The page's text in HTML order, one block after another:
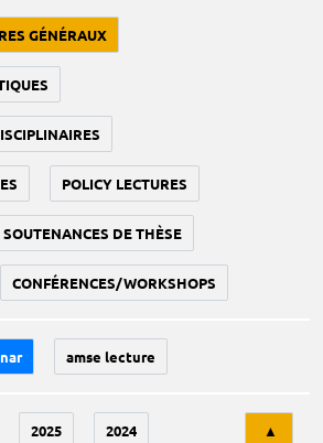
GÉNÉRAUX
POLICY LECTURES
SOUTENANCES DE THÈSE
CONFÉRENCES/WORKSHOPS
amse lecture
2025 2024 ▲